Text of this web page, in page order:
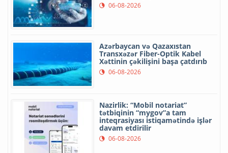
06-08-2026
Azərbaycan və Qazaxıstan
Transxəzər Fiber-Optik Kabel
Xəttinin çəkilişini başa çatdırıb
06-08-2026
Nazirlik: “Mobil notariat”
tətbiqinin “mygov”a tam
inteqrasiyası istiqamətində işlər
davam etdirilir
06-08-2026